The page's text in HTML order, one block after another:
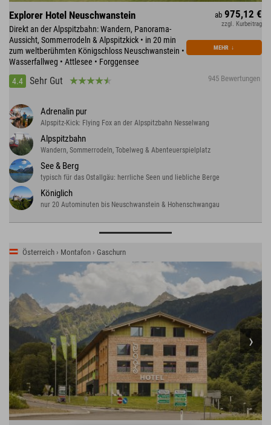
Explorer Hotel Neuschwanstein
Direkt an der Alpspitzbahn: Wandern, Panorama-
Aussicht, Sommerrodeln & Alpspitzkick • in 20 min
zum weltberühmten Königschloss Neuschwanstein •
Wasserfallweg • Attlesee • Forggensee
4.4
Sehr Gut 945 Bewertungen
ab 975,12 €
zzgl. Kurbeitrag
MEHR ↓
Adrenalin pur
Alpspitz-Kick: Flying Fox an der Alpspitzbahn Nesselwang
Alpspitzbahn
Wandern, Sommerrodeln, Tobelweg & Abenteuerspielplatz
See & Berg
typisch für das Ostallgäu: herrliche Seen und liebliche Berge
Königlich
nur 20 Autominuten bis Neuschwanstein & Hohenschwangau
Österreich › Montafon › Gaschurn